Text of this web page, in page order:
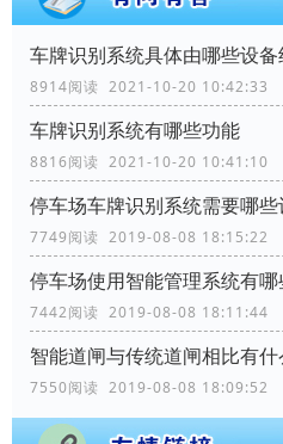
车牌识别系统具体由哪些设
8914阅读 2021-10-20 10:42:33
车牌识别系统有哪些功能
8816阅读 2021-10-20 10:41:10
停车场车牌识别系统需要哪些
7749阅读 2019-08-08 18:15:22
停车场使用智能管理系统有哪
7442阅读 2019-08-08 18:11:44
智能道闸与传统道闸相比有
7550阅读 2019-08-08 18:09:52